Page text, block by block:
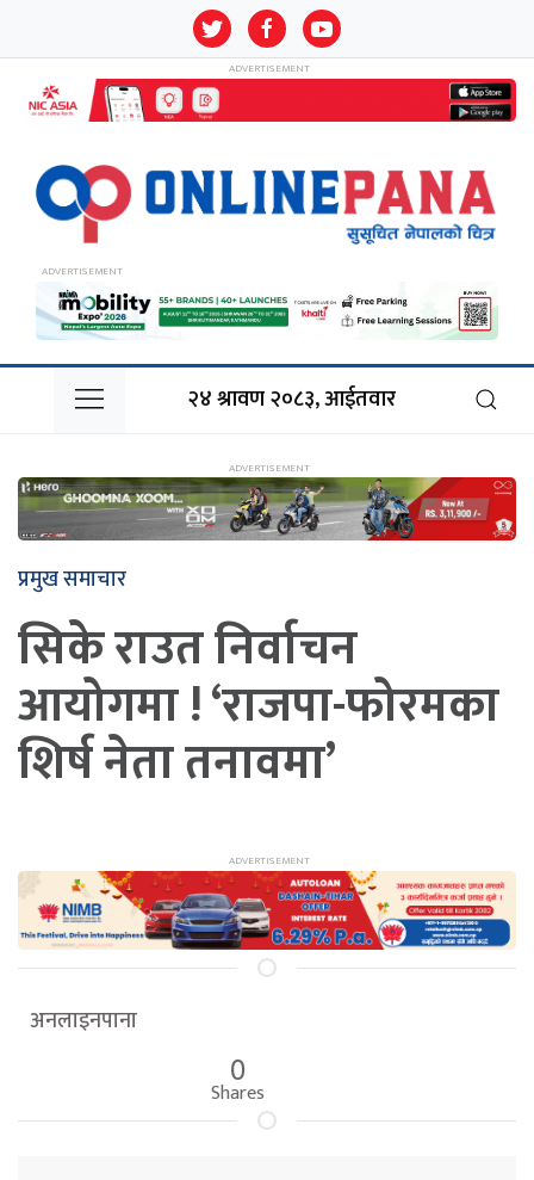
२४ श्रावण २०८३, आईतवार
प्रमुख समाचार
सिके राउत निर्वाचन
आयोगमा ! ‘राजपा-फोरमका
शिर्ष नेता तनावमा’
अनलाइनपाना
0
Shares